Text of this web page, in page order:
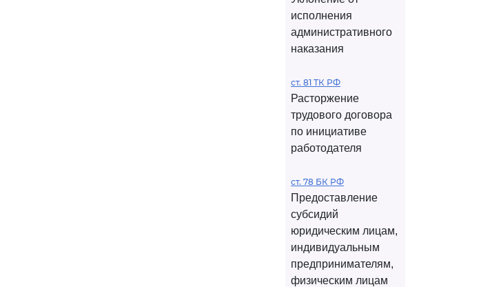
исполнения
административного
наказания
ст. 81 ТК РФ
Расторжение
трудового договора
по инициативе
работодателя
ст. 78 БК РФ
Предоставление
субсидий
юридическим лицам,
индивидуальным
предпринимателям,
физическим лицам